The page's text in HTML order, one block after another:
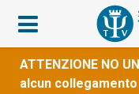
ATTENZIONE NO
alcun